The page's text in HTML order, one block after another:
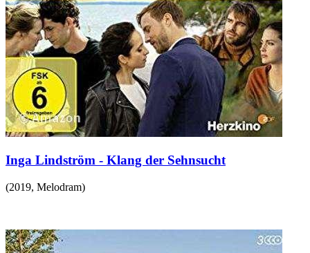
Inga Lindström - Klang der Sehnsucht
(2019, Melodram)